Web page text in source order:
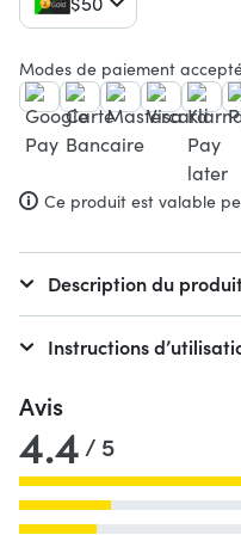
Modes de paiement
Ce produit est valable
Description du
Instructions
Avis
4.4 / 5